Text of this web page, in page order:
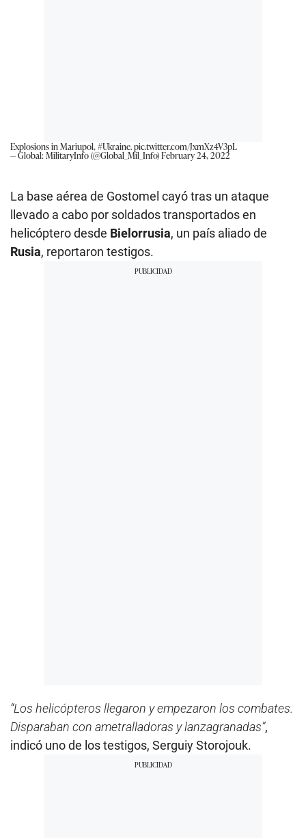
Explosions in Mariupol,#Ukraine.pic.twitter.com/JxmXz4V3pL
— Global: MilitaryInfo (@Global_Mil_Info)February 24, 2022
La base aérea de Gostomel cayó tras un ataque
llevado a cabo por soldados transportados en
helicóptero desde Bielorrusia, un país aliado de
Rusia, reportaron testigos.
“Los helicópteros llegaron y empezaron los combates.
Disparaban con ametralladoras y lanzagranadas”,
indicó uno de los testigos, Serguiy Storojouk.